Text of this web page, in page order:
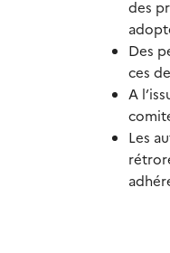
des
Des
ces
A
Les